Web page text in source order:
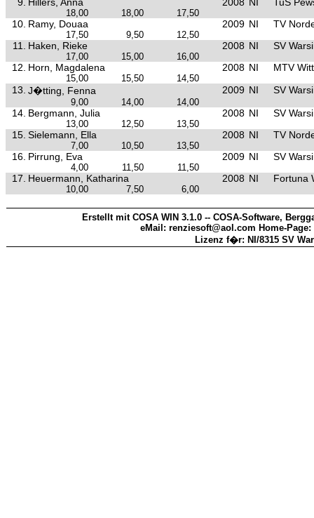
18,00 18,00 17,50
10. Ramy, Douaa 2009 NI TV
17,50 9,50 12,50
11. Haken, Rieke 2008 NI SV
17,00 15,00 16,00
12. Horn, Magdalena 2008 NI MTV
15,00 15,50 14,50
13. J�tting, Fenna 2009 NI SV
9,00 14,00 14,00
14. Bergmann, Julia 2008 NI SV
13,00 12,50 13,50
15. Sielemann, Ella 2008 NI TV
7,00 10,50 13,50
16. Pirrung, Eva 2009 NI SV
4,00 11,50 11,50
17. Heuermann, Katharina 2008 NI Fortuna
10,00 7,50 6,00
Erstellt mit COSA WIN 3.1.0 -- COSA-Software,
eMail: renziesoft@aol.com Home-Page:
Lizenz f�r: NI/8315 SV